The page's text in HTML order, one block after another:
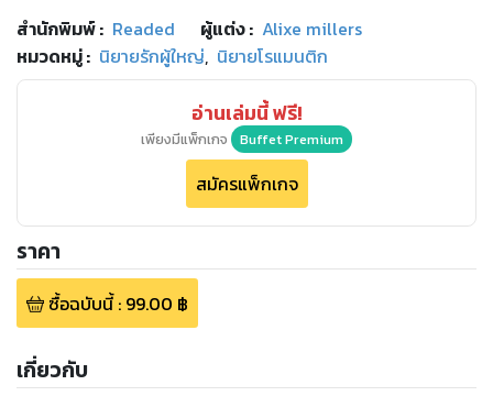
สำนักพิมพ์: Readed ผู้แต่ง : Alixe millers
หมวดหมู่: นิยายรักผู้ใหญ่, นิยายโรแมนติก
อ่านเล่มนี้ ฟรี!
เพียงมีแพ็กเกจ Buffet Premium
สมัครแพ็กเกจ
ราคา
ซื้อฉบับนี้: 99.00 ฿
เกี่ยวกับ